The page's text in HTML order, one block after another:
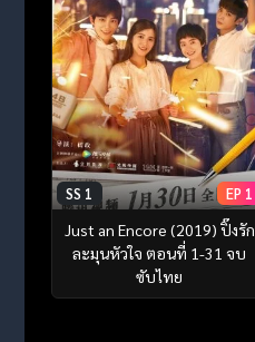
SS 1 EP 1
Just an Encore (2019) ปิ๊งรัก
ละมุนหัวใจ ตอนที่ 1-31 จบ
ซับไทย